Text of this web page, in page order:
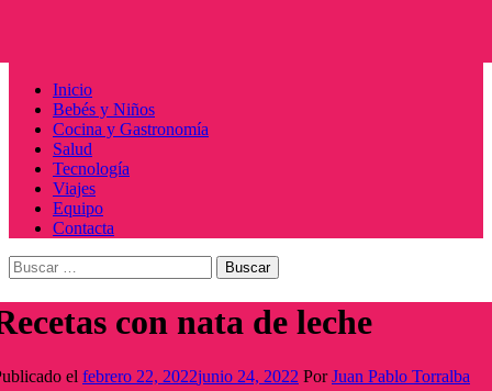
Menú
principal
Inicio
Bebés y Niños
Cocina y Gastronomía
Salud
Tecnología
Viajes
Equipo
Contacta
Buscar:
con nata de leche
el febrero 22, 2022junio 24, 2022 PorJuan Pablo Torralba